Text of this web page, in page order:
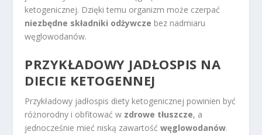
ketogenicznej. Dzięki temu organizm może czerpać
niezbędne składniki odżywcze bez nadmiaru
węglowodanów.
PRZYKŁADOWY JADŁOSPIS NA
DIECIE KETOGENNEJ
Przykładowy jadłospis diety ketogenicznej powinien być
różnorodny i obfitować w zdrowe tłuszcze, a
jednocześnie mieć niską zawartośćwęglowodanów.